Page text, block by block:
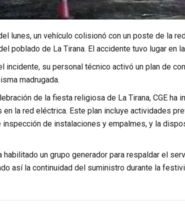
lunes, un vehículo colisionó con un poste de la
poblado de La Tirana. El accidente tuvo lugar en
incidente, su personal técnico activó un plan de
madrugada.
de la fiesta religiosa de La Tirana, CGE ha
la red eléctrica. Este plan incluye actividades
de instalaciones y empalmes, y la
habilitado un grupo generador para respaldar el
así la continuidad del suministro durante la